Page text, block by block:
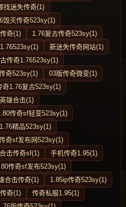
找迷失传奇(1)
毁灭传奇523sy(1)
奇(1)
1.76复古传奇523sy(1)
新迷失传奇网站(1)
传奇1.76523sy(1)
奇523sy(1)
03版传奇微变(1)
奇1.76复古523sy(1)
雄合击(1)
传奇sf轻变523sy(1)
精品523sy(1)
奇sf发布网523sy(1)
击传奇sf(1)
手机传奇1.95(1)
传奇sf发布523sy(1)
合击传奇(1)
1.85ip传奇523sy(1)
奇(1)
传奇私服1.95(1)